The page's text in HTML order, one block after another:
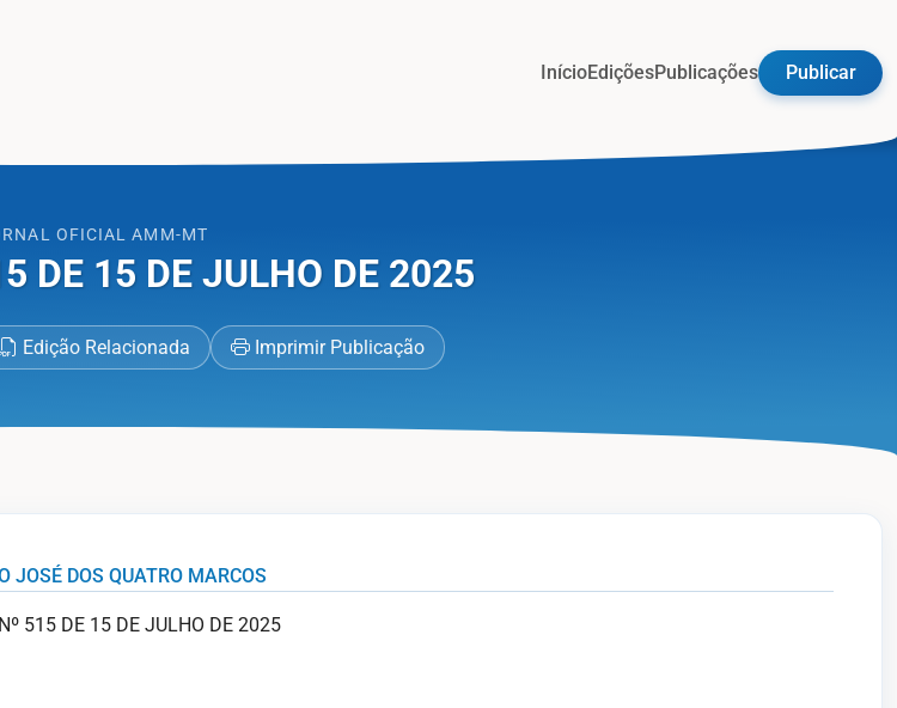
InícioEdiçõesPublicações Publicar
OFICIAL AMM-MT
DE 15 DE JULHO DE 2025
Edição Relacionada Imprimir Publicação
JOSÉ DOS QUATRO MARCOS
515 DE 15 DE JULHO DE 2025